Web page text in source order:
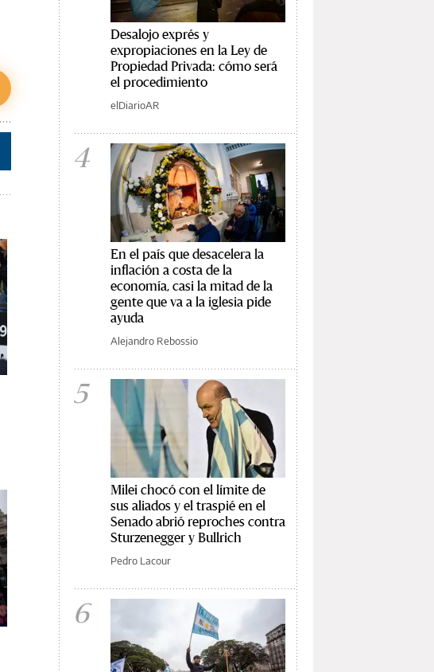
Desalojo exprés y
expropiaciones en la Ley de
Propiedad Privada: cómo será
el procedimiento
elDiarioAR
4
En el país que desacelera la
inflación a costa de la
economía, casi la mitad de la
gente que va a la iglesia pide
ayuda
Alejandro Rebossio
5
Milei chocó con el límite de
sus aliados y el traspié en el
Senado abrió reproches contra
Sturzenegger y Bullrich
Pedro Lacour
6